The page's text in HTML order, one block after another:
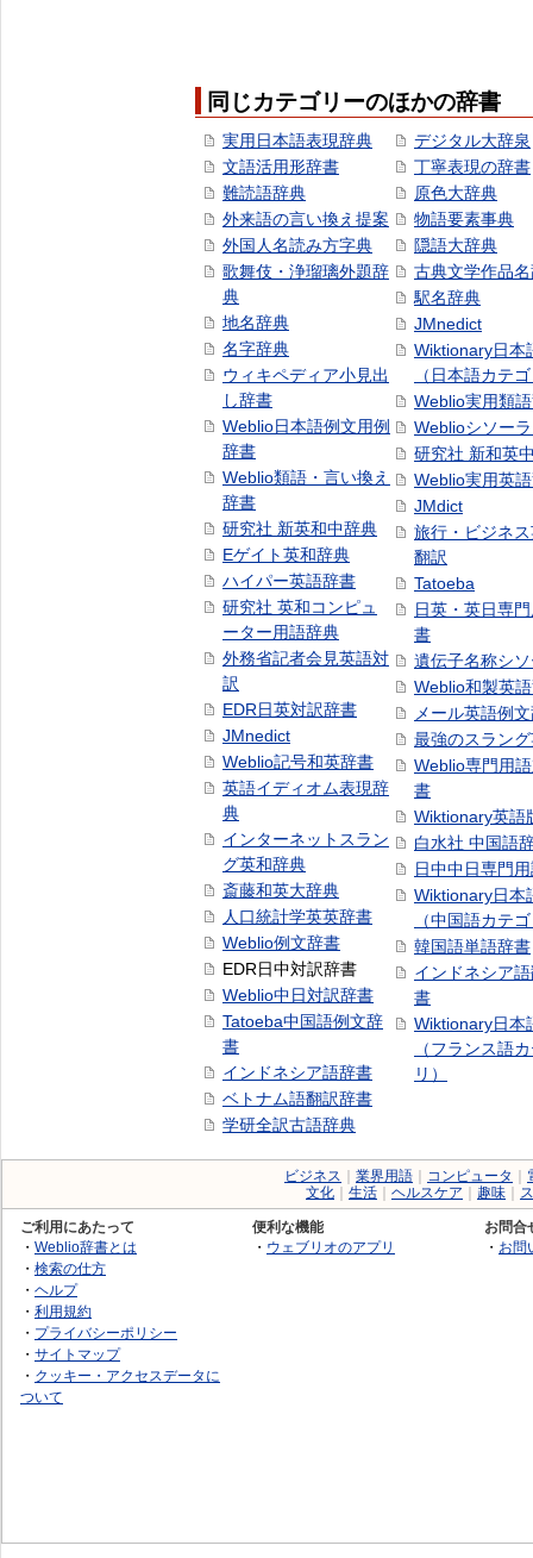
同じカテゴリーのほかの辞書
実用日本語表現辞典
文語活用形辞書
難読語辞典
外来語の言い換え提案
外国人名読み方字典
歌舞伎・浄瑠璃外題辞
典
地名辞典
名字辞典
ウィキペディア小見出
し辞書
Weblio日本語例文用例
辞書
Weblio類語・言い換え
辞書
研究社 新英和中辞典
Eゲイト英和辞典
ハイパー英語辞書
研究社 英和コンピュ
ーター用語辞典
外務省記者会見英語対
訳
EDR日英対訳辞書
JMnedict
Weblio記号和英辞書
英語イディオム表現辞
典
インターネットスラン
グ英和辞典
斎藤和英大辞典
人口統計学英英辞書
Weblio例文辞書
EDR日中対訳辞書
Weblio中日対訳辞書
Tatoeba中国語例文辞
書
インドネシア語辞書
ベトナム語翻訳辞書
学研全訳古語辞典
デジタル大辞泉
丁寧表現の辞書
原色大辞典
物語要素事典
隠語大辞典
古典文学作品
駅名辞典
JMnedict
Wiktionary日本
（日本語カテ
Weblio実用類
Weblioシソー
研究社 新和英
Weblio実用英
JMdict
旅行・ビジネ
翻訳
Tatoeba
日英・英日専
書
遺伝子名称シ
Weblio和製英
メール英語例
最強のスラン
Weblio専門用
書
Wiktionary英語
白水社 中国語
日中中日専門
Wiktionary日本
（中国語カテ
韓国語単語辞書
インドネシア
書
Wiktionary日本
（フランス語
リ）
ビジネス 業界用語 コンピュータ
文化
生活 ヘルスケア 趣味
ご利用にあたって
・ Weblio辞書とは
・ 検索の仕方
・ ヘルプ
・ 利用規約
・ プライバシーポリシー
・ サイトマップ
・ クッキー・アクセスデータに
ついて
便利な機能
・ ウェブリオのアプリ
お問合
・ お問